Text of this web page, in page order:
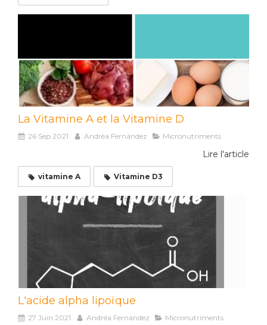
La Vitamine A et la Vitamine D
26 Sep 2021 Andréa Fernández Micronutriments
Lire l'article
vitamine A Vitamine D3
L'acide alpha lipoïque
27 Juin 2021 Andréa Fernández Micronutriments